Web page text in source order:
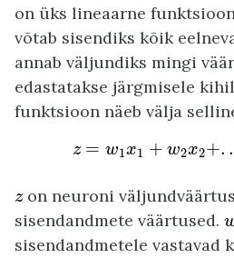
on üks lineaarne
võtab sisendiks kõik
annab väljundiks mingi
edastatakse järgmisele
funktsioon näeb välja
z = w1x1 + w2x2+. .
z=w1 + w2 x +
z
zon neuroni
sisendandmete väärtused.
sisendandmetele vastavad